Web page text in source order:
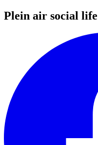
Plein air social life